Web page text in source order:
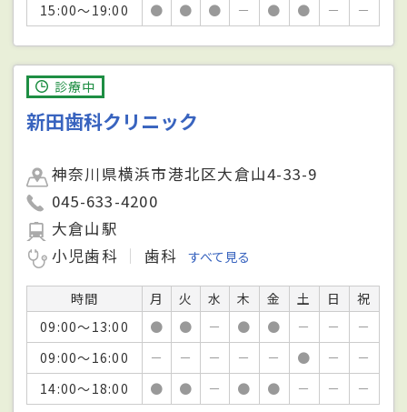
15:00～19:00
● ● ● － ● ● － －
診療中
新田歯科クリニック
神奈川県横浜市港北区大倉山4-33-9
045-633-4200
大倉山駅
小児歯科
歯科 すべて見る
時間 月 火 水 木 金 土 日
祝
09:00～13:00
● ● － ● ● － －
－
09:00～16:00
－ － － － － ● －
－
14:00～18:00
● ● － ● ● － － －